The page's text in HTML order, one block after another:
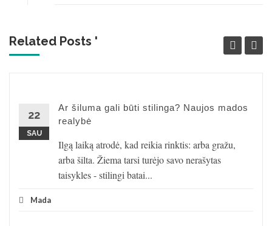
Related Posts '
22
SAU
Ar šiluma gali būti stilinga? Naujos mados
realybė
Ilgą laiką atrodė, kad reikia rinktis: arba gražu,
arba šilta. Žiema tarsi turėjo savo nerašytas
taisykles - stilingi batai...
Mada